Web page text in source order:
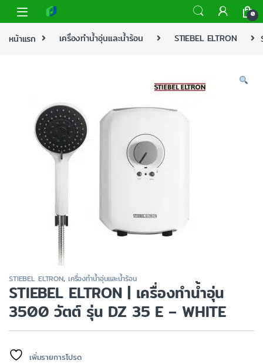
0
หน้าแรก เครื่องทำน้ำอุ่นและน้ำร้อน STIEBEL ELTRON
STIEBEL ELTRON, เครื่องทำน้ำอุ่นและน้ำร้อน
STIEBEL ELTRON | เครื่องทำน้ำอุ่น
3500 วัตต์ รุ่น DZ 35 E – WHITE
เพิ่มรายการโปรด